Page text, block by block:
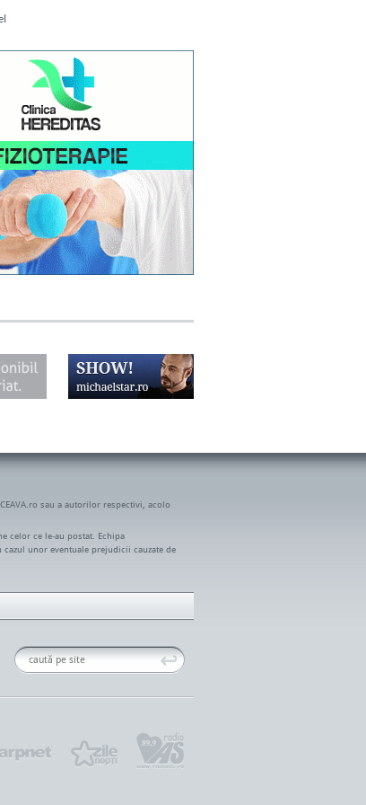
sau a autorilor respectivi, acolo
celor ce le-au postat. Echipa
cazul unor eventuale prejudicii cauzate de